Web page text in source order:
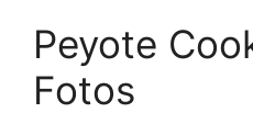
Peyote
Fotos